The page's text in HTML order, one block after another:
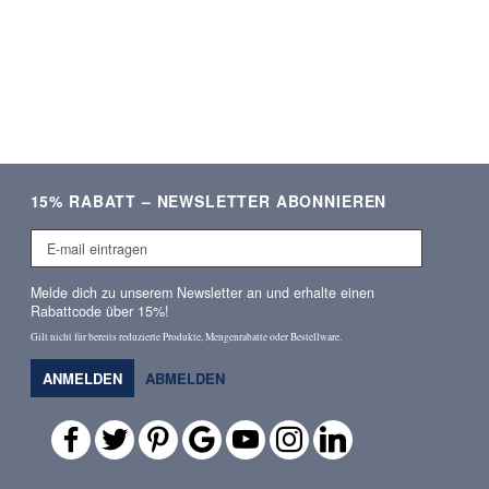
15% RABATT – NEWSLETTER ABONNIEREN
mail
Melde dich zu unserem Newsletter an und erhalte einen
Rabattcode über 15%!
Gilt nicht für bereits reduzierte Produkte, Mengenrabatte oder Bestellware.
ANMELDEN ABMELDEN